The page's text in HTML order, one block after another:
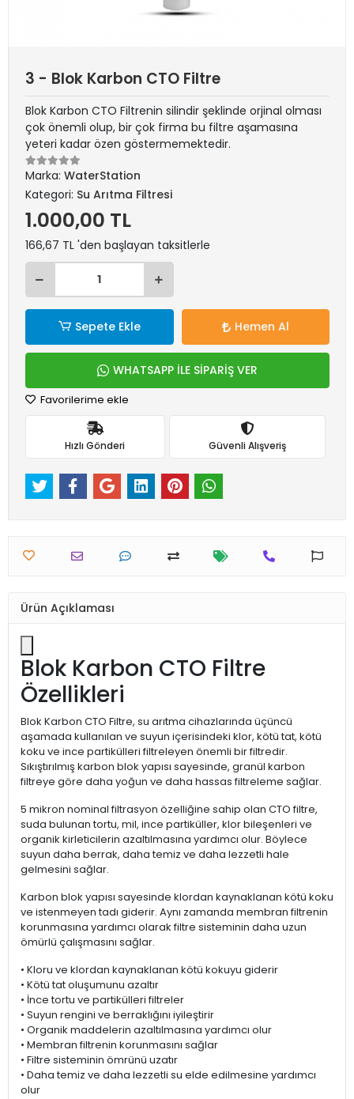
3 - Blok Karbon CTO Filtre
Blok Karbon CTO Filtrenin silindir şeklinde orjinal olması
çok önemli olup, bir çok firma bu filtre aşamasına
yeteri kadar özen göstermemektedir.
Marka: WaterStation
Kategori: Su Arıtma Filtresi
1.000,00 TL
166,67 TL 'den başlayan taksitlerle
Sepete Ekle Hemen Al
WHATSAPP İLE SİPARİŞ VER
Favorilerime ekle
Hızlı Gönderi Güvenli Alışveriş
Ürün Açıklaması
Blok Karbon CTO Filtre
Özellikleri
Blok Karbon CTO Filtre, su arıtma cihazlarında üçüncü
aşamada kullanılan ve suyun içerisindeki klor, kötü tat, kötü
koku ve ince partikülleri filtreleyen önemli bir filtredir.
Sıkıştırılmış karbon blok yapısı sayesinde, granül karbon
filtreye göre daha yoğun ve daha hassas filtreleme sağlar.
5 mikron nominal filtrasyon özelliğine sahip olan CTO filtre,
suda bulunan tortu, mil, ince partiküller, klor bileşenleri ve
organik kirleticilerin azaltılmasına yardımcı olur. Böylece
suyun daha berrak, daha temiz ve daha lezzetli hale
gelmesini sağlar.
Karbon blok yapısı sayesinde klordan kaynaklanan kötü koku
ve istenmeyen tadı giderir. Aynı zamanda membran filtrenin
korunmasına yardımcı olarak filtre sisteminin daha uzun
ömürlü çalışmasını sağlar.
• Kloru ve klordan kaynaklanan kötü kokuyu giderir
• Kötü tat oluşumunu azaltır
• İnce tortu ve partikülleri filtreler
• Suyun rengini ve berraklığını iyileştirir
• Organik maddelerin azaltılmasına yardımcı olur
• Membran filtrenin korunmasını sağlar
• Filtre sisteminin ömrünü uzatır
• Daha temiz ve daha lezzetli su elde edilmesine yardımcı
olur